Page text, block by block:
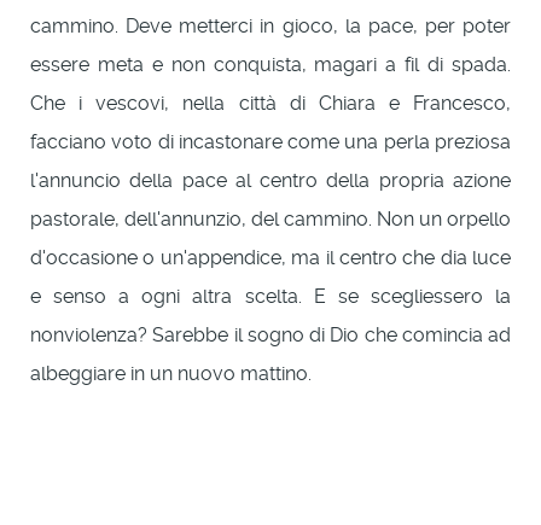
cammino. Deve metterci in gioco, la pace, per poter
essere meta e non conquista, magari a fil di spada.
Che i vescovi, nella città di Chiara e Francesco,
facciano voto di incastonare come una perla preziosa
l'annuncio della pace al centro della propria azione
pastorale, dell'annunzio, del cammino. Non un orpello
d'occasione o un'appendice, ma il centro che dia luce
e senso a ogni altra scelta. E se scegliessero la
nonviolenza? Sarebbe il sogno di Dio che comincia ad
albeggiare in un nuovo mattino.